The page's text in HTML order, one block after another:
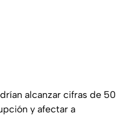
alcanzar cifras de 50
y afectar a